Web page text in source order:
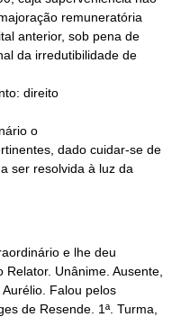
direito
o
e lhe deu
Unânime. Ausente,
Falou pelos
de Resende. 1ª. Turma,